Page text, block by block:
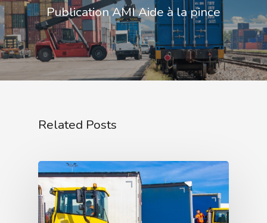
Publication AMI Aide à la pince
Related Posts